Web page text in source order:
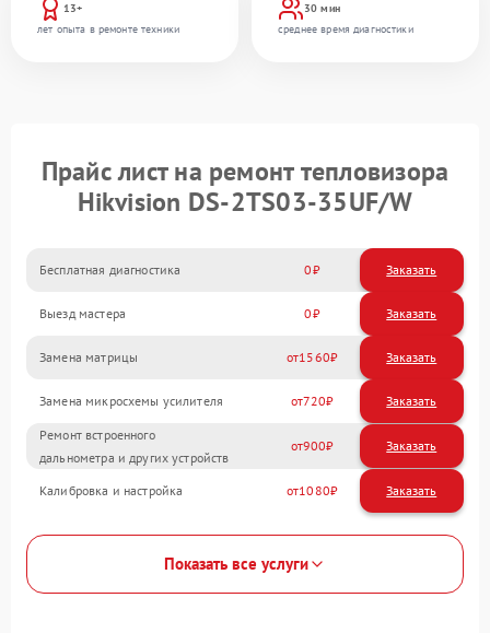
13+
лет опыта в ремонте техники
30 мин
среднее время диагностики
Прайс лист на ремонт тепловизора
Hikvision DS-2TS03-35UF/W
Бесплатная диагностика 0 Заказать
Выезд мастера 0 Заказать
Замена матрицы 1560
Замена микросхемы усилителя 720
Ремонт встроенного
дальнометра и других устройств
900
Калибровка и настройка 1080
Показать все услуги